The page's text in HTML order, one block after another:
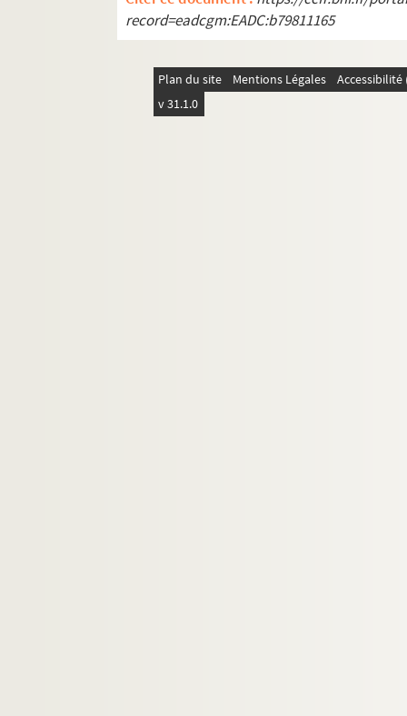
record=eadcgm:EADC:b79811165
Plan du site Mentions Légales
v 31.1.0